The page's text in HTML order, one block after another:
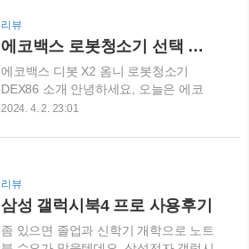
어주는 이 선풍기, 이젠 더 이상 무더운
날씨에 괴롭힐 필요가 없답니다! 스마
트한 기능이 빛을 발하는 순간~이 제품
의 또 다른 장점은..
가 바로 이 제품과 소중한 시간을 보내
게 될 거예요~ 사용감 평가: 손을 대지
않아도 열리는 편리함 미스랩 스마트박
스 자동센서 휴지통 30L COUPANG
www.coupang.com 제가 미스랩 스마트
박스 자동센서 휴지통 30L을 사용하면
같이 바쁜 일상 속에서 이런 작은 변화
가 생활의 질을 높여주는 거 같아요~ 디
자인 감성: 인테리어와 어우러진 완벽한
조화 미스랩..
리뷰
에코백스 로봇청소기 선택 이유 손안대고 집안 청소해요
에코백스 디봇 X2 옴니 로봇청소기
DEX86 소개 안녕하세요, 오늘은 에코
백스 디봇 X2 옴니 로봇청소기 DEX86
술을 활용하여 더욱 똑똑하고 효율적으
선 리모컨으로 편리하게 사용할 수 있
고, 강력한 흡입력으로 미세한 먼지까지
청소해준답니다! 사용해본 후기 에코백
스 디봇 X2 옴니 로봇청소기 DEX86
2024. 4. 2. 23:01
리뷰
삼성 갤럭시북4 프로 사용후기
좀 있으면 졸업과 신학기 개학으로 노트